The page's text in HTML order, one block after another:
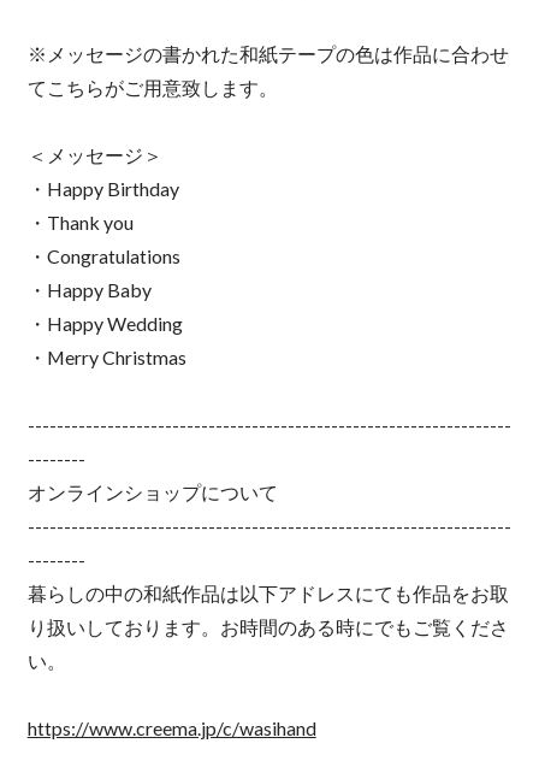
※メッセージの書かれた和紙テープの色は作品に合わせ
てこちらがご用意致します。
＜メッセージ＞
・Happy Birthday
・Thank you
・Congratulations
・Happy Baby
・Happy Wedding
・Merry Christmas
-------------------------------------------------------------------
--------
オンラインショップについて
-------------------------------------------------------------------
--------
暮らしの中の和紙作品は以下アドレスにても作品をお取
り扱いしております。お時間のある時にでもご覧くださ
い。
https://www.creema.jp/c/wasihand